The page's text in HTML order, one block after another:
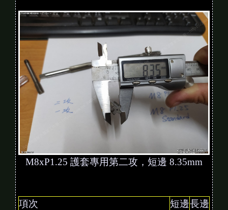
M8xP1.25 護套專用第二攻，短邊 8.35mm
項次 短邊長邊